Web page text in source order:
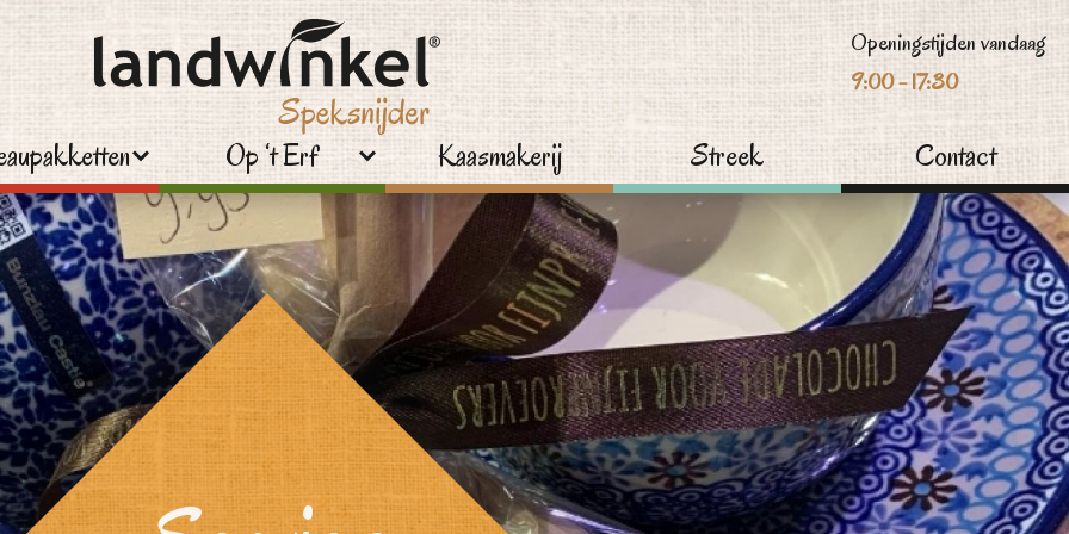
Op ‘t Erf Kaasmakerij Streek Contact
Openingstijden vandaag
9:00 - 17:30